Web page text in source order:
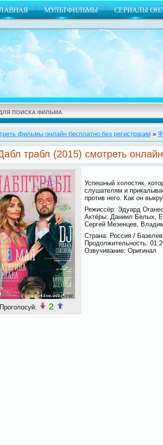
| МУЛЬТФИЛЬМЫ | СЕРИАЛЫ
фильмы онлайн бесплатно без регистрации»
трабл (2015) смотреть онлайн
2
Успешный холостяк,
слушателям и
против него. Как он
Режиссёр: Эдуард
Актёры: Даниил Белых,
Сергей Мезенцев,
Страна: Россия /
Продолжительность:
Озвучивание: Оригинал